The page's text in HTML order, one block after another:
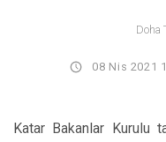
Doha
08 Nis 2021
Katar Bakanlar Kurulu